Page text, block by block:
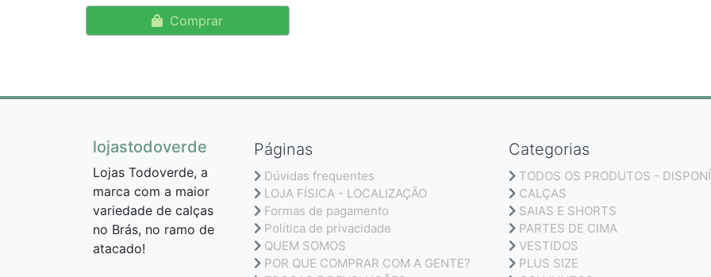
Comprar
Páginas
Dúvidas frequentes
LOJA FÍSICA - LOCALIZAÇÃO
Formas de pagamento
Política de privacidade
QUEM SOMOS
POR QUE COMPRAR COM A GENTE?
Categorias
TODOS OS PRODUTOS -
CALÇAS
SAIAS E SHORTS
PARTES DE CIMA
VESTIDOS
PLUS SIZE
lojastodoverde
Lojas Todoverde, a
marca com a maior
variedade de calças
no Brás, no ramo de
atacado!